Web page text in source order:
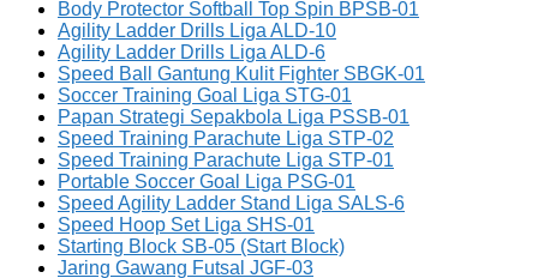
Body Protector Softball Top Spin BPSB-01
Agility Ladder Drills Liga ALD-10
Agility Ladder Drills Liga ALD-6
Speed Ball Gantung Kulit Fighter SBGK-01
Soccer Training Goal Liga STG-01
Papan Strategi Sepakbola Liga PSSB-01
Speed Training Parachute Liga STP-02
Speed Training Parachute Liga STP-01
Portable Soccer Goal Liga PSG-01
Speed Agility Ladder Stand Liga SALS-6
Speed Hoop Set Liga SHS-01
Starting Block SB-05 (Start Block)
Jaring Gawang Futsal JGF-03